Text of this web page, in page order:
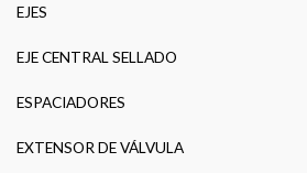
EJES
EJE CENTRAL SELLADO
ESPACIADORES
EXTENSOR DE VÁLVULA